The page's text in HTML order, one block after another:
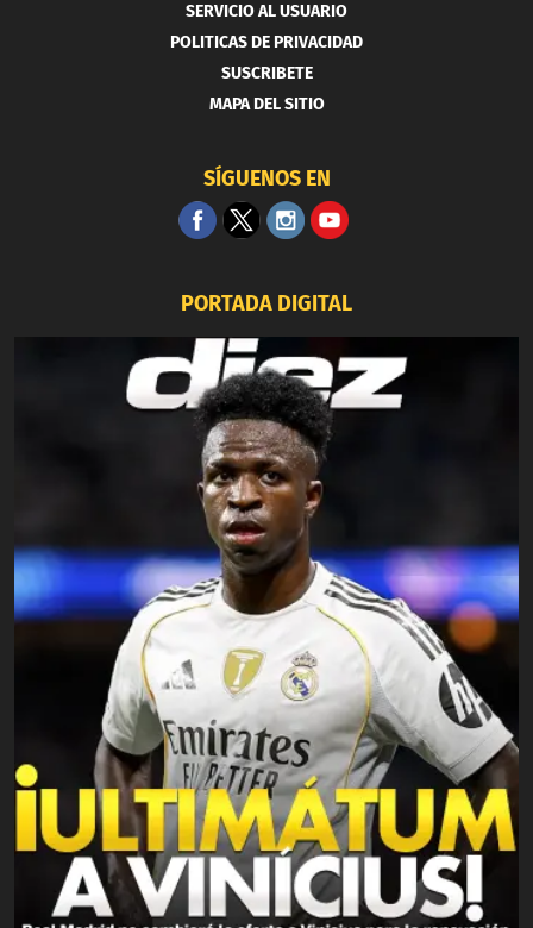
SERVICIO AL USUARIO
POLITICAS DE PRIVACIDAD
SUSCRIBETE
MAPA DEL SITIO
SÍGUENOS EN
PORTADA DIGITAL